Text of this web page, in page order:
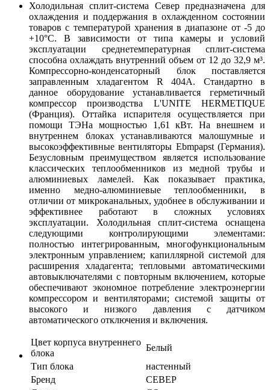
Холодильная сплит-система Север предназначена для
охлаждения и поддержания в охлажденном состоянии
товаров с температурой хранения в диапазоне от -5 до
+10°С. В зависимости от типа камеры и условий
эксплуатации среднетемпературная сплит-система
способна охлаждать внутренний объем от 12 до 32,9 м³.
Компрессорно-конденсаторный блок поставляется
заправленным хладагентом R 404А. Стандартно в
данное оборудование устанавливается герметичный
компрессор производства L'UNITE HERMETIQUE
(Франция). Оттайка испарителя осуществляется при
помощи ТЭНа мощностью 1,61 кВт. На внешнем и
внутреннем блоках устанавливаются малошумные и
высокоэффективные вентиляторы Ebmpapst (Германия).
Безусловным преимуществом является использование
классических теплообменников из медной трубы и
алюминиевых ламелей. Как показывает практика,
именно медно-алюминиевые теплообменники, в
отличии от микроканальных, удобнее в обслуживании и
эффективнее работают в сложных условиях
эксплуатации. Холодильная сплит-система оснащена
следующими контролирующими элементами:
полностью интегрированным, многофункциональным
электронным управлением; капиллярной системой для
расширения хладагента; тепловыми автоматическими
автовыключателями с повторным включением, которые
обеспечивают экономное потребление электроэнергии
компрессором и вентиляторами; системой защиты от
высокого и низкого давления с датчиком
автоматического отключения и включения.
Цвет корпуса внутреннего
блока
Белый
Тип блока
настенный
Бренд
СЕВЕР